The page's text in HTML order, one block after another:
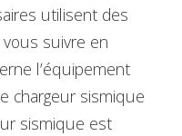
utilisent des
suivre en
l’équipement
chargeur sismique
sismique est